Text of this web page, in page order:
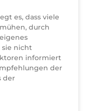
es, dass viele
durch
sie nicht
informiert
der
der